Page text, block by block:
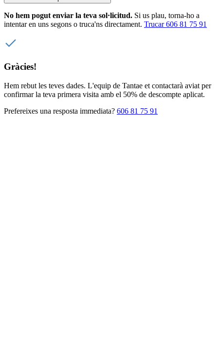
No hem pogut enviar la teva sol·licitud. Si us plau, torna-ho a
intentar en uns segons o truca'ns directament. Trucar 606 81 75 91
Gràcies!
Hem rebut les teves dades. L'equip de Tantae et contactarà aviat per
confirmar la teva primera visita amb el 50% de descompte aplicat.
Prefereixes una resposta immediata? 606 81 75 91